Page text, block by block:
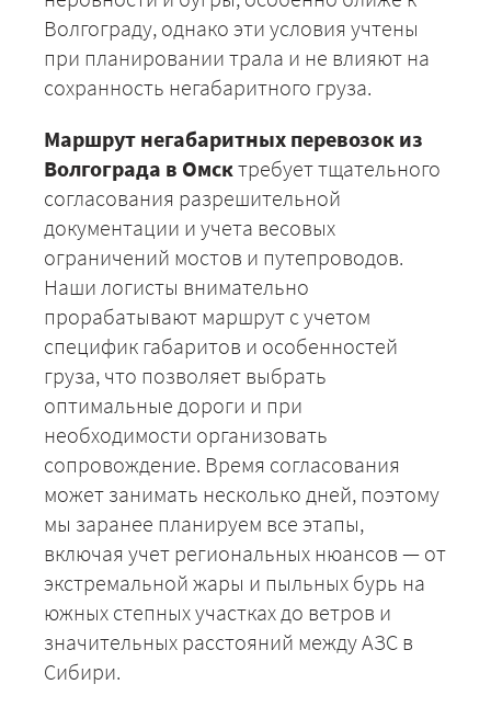
Волгограду, однако эти условия учтены
при планировании трала и не влияют на
сохранность негабаритного груза.
Маршрут негабаритных перевозок из
Волгограда в Омск требует тщательного
согласования разрешительной
документации и учета весовых
ограничений мостов и путепроводов.
Наши логисты внимательно
прорабатывают маршрут с учетом
специфик габаритов и особенностей
груза, что позволяет выбрать
оптимальные дороги и при
необходимости организовать
сопровождение. Время согласования
может занимать несколько дней, поэтому
мы заранее планируем все этапы,
включая учет региональных нюансов — от
экстремальной жары и пыльных бурь на
южных степных участках до ветров и
значительных расстояний между АЗС в
Сибири.
+7 (499) 520-05-23
ЗАКАЗАТЬ